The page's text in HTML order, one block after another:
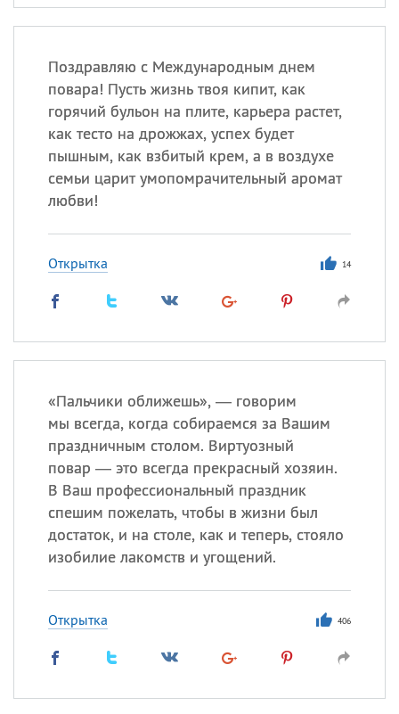
Поздравляю с Международным днем
повара! Пусть жизнь твоя кипит, как
горячий бульон на плите, карьера растет,
как тесто на дрожжах, успех будет
пышным, как взбитый крем, а в воздухе
семьи царит умопомрачительный аромат
любви!
Открытка 14
«Пальчики оближешь», — говорим
мы всегда, когда собираемся за Вашим
праздничным столом. Виртуозный
повар — это всегда прекрасный хозяин.
В Ваш профессиональный праздник
спешим пожелать, чтобы в жизни был
достаток, и на столе, как и теперь, стояло
изобилие лакомств и угощений.
Открытка 406